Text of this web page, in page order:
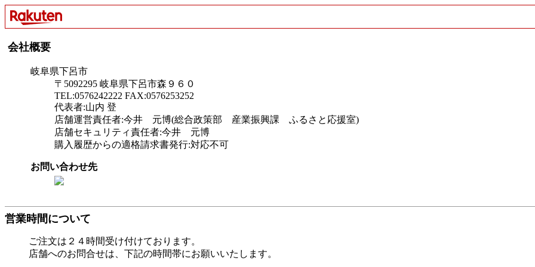
会社概要
岐阜県下呂市
〒5092295 岐阜県下呂市森９６０
TEL:0576242222 FAX:0576253252
代表者:山内 登
店舗運営責任者:今井 元博(総合政策部 産業振興課 ふるさと応援室)
店舗セキュリティ責任者:今井 元博
購入履歴からの適格請求書発行:対応不可
お問い合わせ先
営業時間について
ご注文は２４時間受け付けております。
店舗へのお問合せは、下記の時間帯にお願いいたします。